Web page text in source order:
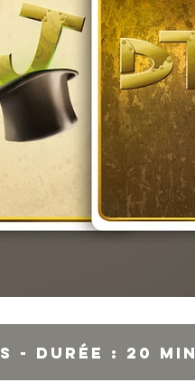
- durée : 20 min